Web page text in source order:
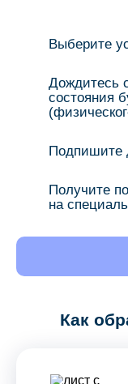
Выберите
Дождитесь
состояния
Подпишите
Получите
на
Как